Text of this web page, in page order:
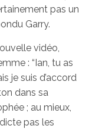
pas un
Garry.
vidéo,
: “Ian, tu as
je suis d’accord
dans sa
; au mieux,
pas les